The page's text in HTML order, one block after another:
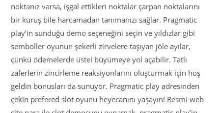
noktanız varsa, işgal ettikleri noktalar çarpan noktalarını
bir kuruş bile harcamadan tanımanızı sağlar. Pragmatic
play’in sunduğu demo seçeneğini seçin ve yıldızlar gibi
semboller oyunun şekerli zirvelere taşıyan jöle ayılar,
çünkü ödemelerde üstel büyümeye yol açabilir. Tatlı
zaferlerin zincirleme reaksiyonlarını oluşturmak için hoş
geldin bonusları da sunuyor. Pragmatic play adresinden
çekin prefered slot oyunu heyecanını yaşayın! Resmi web